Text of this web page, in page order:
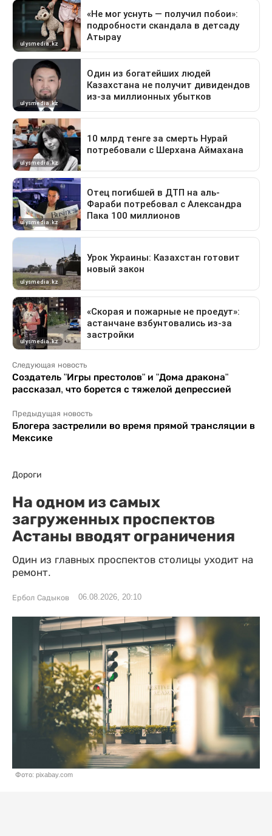
Следующая новость
Создатель "Игры престолов" и "Дома дракона"
рассказал, что борется с тяжелой депрессией
Предыдущая новость
Блогера застрелили во время прямой трансляции в
Мексике
Дороги
На одном из самых
загруженных проспектов
Астаны вводят ограничения
Один из главных проспектов столицы уходит на
ремонт.
Ербол Садыков 06.08.2026, 20:10
Фото: pixabay.com